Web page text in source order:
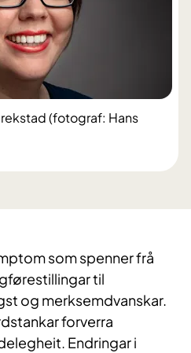
(fotograf: Hans
som spenner frå
til
og merksemdvanskar.
forverra
Endringar i